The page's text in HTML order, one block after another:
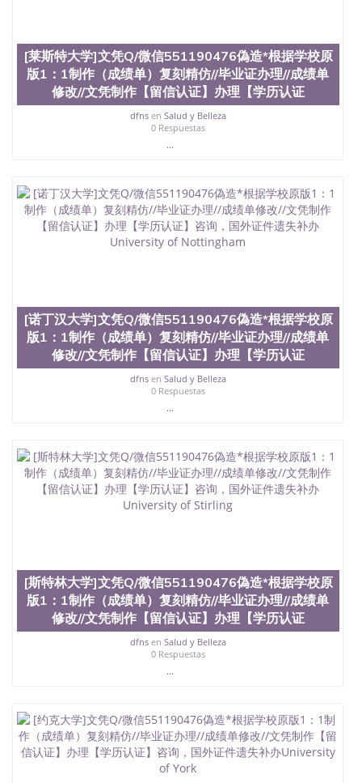
[莱斯特大学]文凭Q/微信551190476偽造*根据学校原
版1：1制作（成绩单）复刻精仿//毕业证办理//成绩单
修改//文凭制作【留信认证】办理【学历认证
dfnsen Salud y Belleza
0 Respuestas
...
[诺丁汉大学]文凭Q/微信551190476偽造*根据学校原
版1：1制作（成绩单）复刻精仿//毕业证办理//成绩单
修改//文凭制作【留信认证】办理【学历认证
dfnsen Salud y Belleza
0 Respuestas
...
[斯特林大学]文凭Q/微信551190476偽造*根据学校原
版1：1制作（成绩单）复刻精仿//毕业证办理//成绩单
修改//文凭制作【留信认证】办理【学历认证
dfnsen Salud y Belleza
0 Respuestas
...